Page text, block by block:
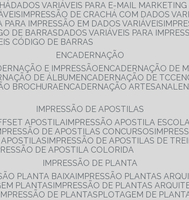
DADOS VARIÁVEIS PARA E-MAIL MARKETING
IMPRESSÃO DE CRACHÁ COM DADOS
PARA IMPRESSÃO EM DADOS VARIÁVEIS
DE BARRAS
DADOS VARIÁVEIS PARA
CÓDIGO DE BARRAS
ENCADERNAÇÃO
E IMPRESSÃO
ENCADERNAÇÃO DE
DE ÁLBUM ENCADERNAÇÃO DE TCC
BROCHURA ENCADERNAÇÃO ARTESANAL
IMPRESSÃO DE APOSTILAS
APOSTILA IMPRESSÃO APOSTILA
DE APOSTILAS CONCURSOS
APOSTILAS IMPRESSÃO DE APOSTILAS DE
DE APOSTILA COLORIDA
IMPRESSÃO DE PLANTA
PLANTA BAIXA IMPRESSÃO PLANTAS
PLANTAS IMPRESSÃO DE PLANTAS
IMPRESSÃO DE PLANTAS
PLOTAGEM DE